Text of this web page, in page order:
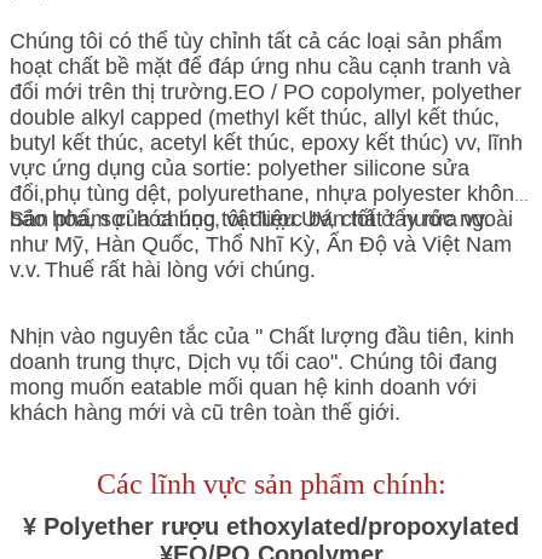
Chúng tôi có thể tùy chỉnh tất cả các loại sản phẩm
hoạt chất bề mặt để đáp ứng nhu cầu cạnh tranh và
đổi mới trên thị trường.EO / PO copolymer, polyether
double alkyl capped (methyl kết thúc, allyl kết thúc,
butyl kết thúc, acetyl kết thúc, epoxy kết thúc) vv, lĩnh
vực ứng dụng của sortie: polyether silicone sửa
đổi,phụ tùng dệt, polyurethane, nhựa polyester không
bão hòa, sợi hóa học, vật liệu UV, chất tẩy rửa vv.
Sản phẩm của chúng tôi được bán tốt ở nước ngoài
như Mỹ, Hàn Quốc, Thổ Nhĩ Kỳ, Ấn Độ và Việt Nam
v.v. Thuế rất hài lòng với chúng.
Nhịn vào nguyên tắc của " Chất lượng đầu tiên, kinh
doanh trung thực, Dịch vụ tối cao". Chúng tôi đang
mong muốn eatable mối quan hệ kinh doanh với
khách hàng mới và cũ trên toàn thế giới.
Các lĩnh vực sản phẩm chính:
¥ Polyether rượu ethoxylated/propoxylated